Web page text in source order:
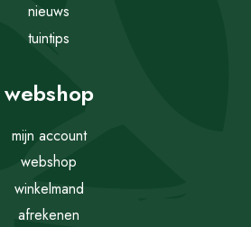
nieuws
tuintips
webshop
mijn account
webshop
winkelmand
afrekenen